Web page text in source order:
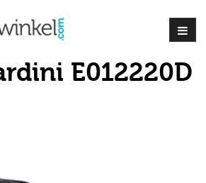
E012220D